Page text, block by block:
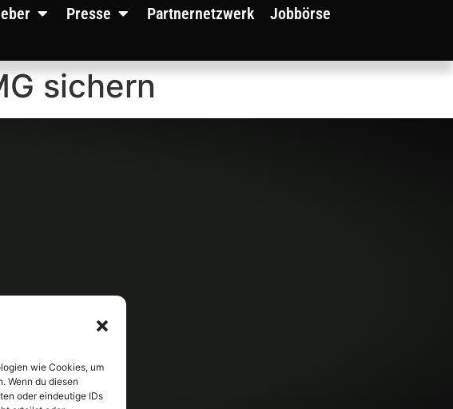
wie Cookies, um
Wenn du diesen
oder eindeutige IDs
Presse Partnernetzwerk Jobbörse
sichern